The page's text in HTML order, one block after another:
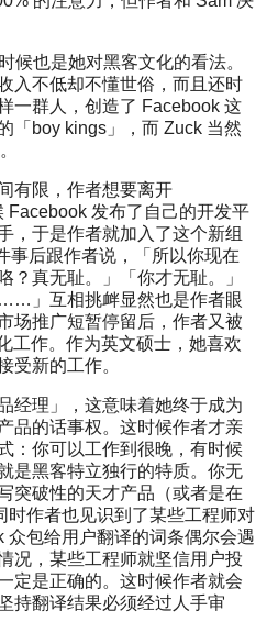
候也是她对黑客文化的看法。
入不低却不懂世俗，而且还时
一群人，创造了 Facebook 这
「boy kings」，而 Zuck 当然
有限，作者想要离开
Facebook 发布了自己的开发平
，于是作者就加入了这个新组
事后跟作者说，「所以你现在
？真无耻。」「你才无耻。」
……」互相挑衅显然也是作者眼
场推广短暂停留后，作者又被
工作。作为英文硕士，她喜欢
受新的工作。
经理」，这意味着她终于成为
品的话事权。这时候作者才亲
：你可以工作到很晚，有时候
是黑客特立独行的特质。你无
突破性的天才产品（或者是在
时作者也见识到了某些工程师对
包给用户翻译的词条偶尔会遇
况，某些工程师就坚信用户投
定是正确的。这时候作者就会
持翻译结果必须经过人手审